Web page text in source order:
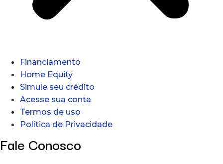
Financiamento
Home Equity
Simule seu crédito
Acesse sua conta
Termos de uso
Política de Privacidade
Fale Conosco